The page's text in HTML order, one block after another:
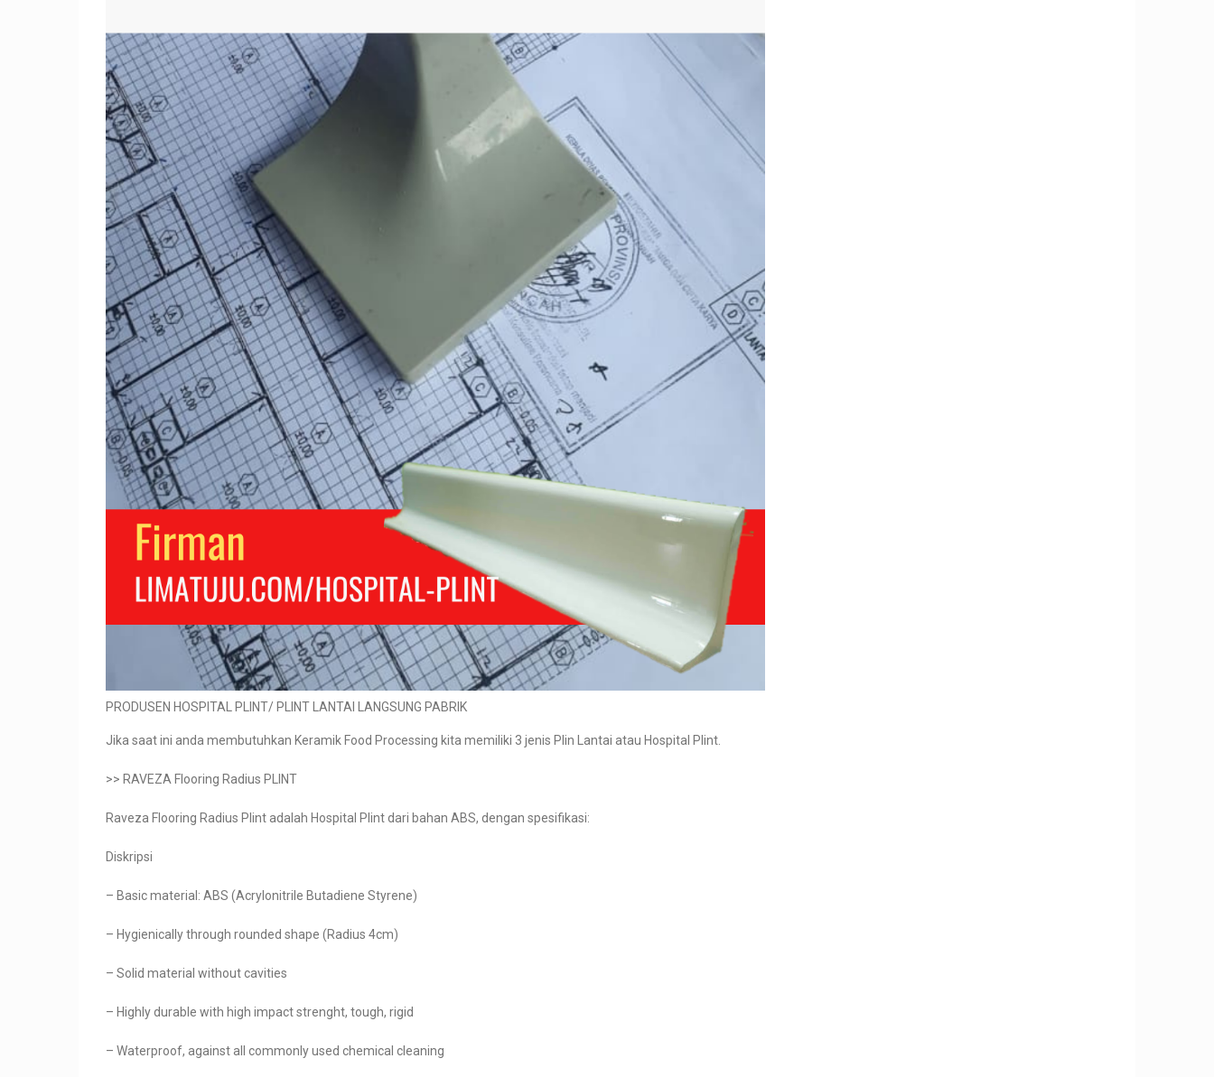
PRODUSEN HOSPITAL PLINT/ PLINT LANTAI LANGSUNG PABRIK
Jika saat ini anda membutuhkan Keramik Food Processing kita memiliki 3 jenis Plin Lantai atau Hospital Plint.
>> RAVEZA Flooring Radius PLINT
Raveza Flooring Radius Plint adalah Hospital Plint dari bahan ABS, dengan spesifikasi:
Diskripsi
– Basic material: ABS (Acrylonitrile Butadiene Styrene)
– Hygienically through rounded shape (Radius 4cm)
– Solid material without cavities
– Highly durable with high impact strenght, tough, rigid
– Waterproof, against all commonly used chemical cleaning